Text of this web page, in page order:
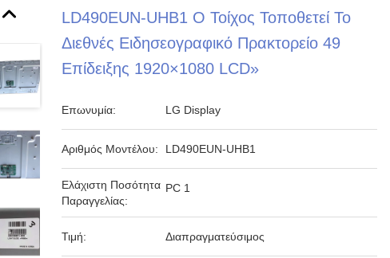
LD490EUN-UHB1 Ο Τοίχος Τοποθετεί Το
Διεθνές Ειδησεογραφικό Πρακτορείο 49
Επίδειξης 1920×1080 LCD»
Επωνυμία: LG Display
Αριθμός Μοντέλου: LD490EUN-UHB1
Ελάχιστη Ποσότητα
Παραγγελίας:
PC 1
Τιμή: Διαπραγματεύσιμος